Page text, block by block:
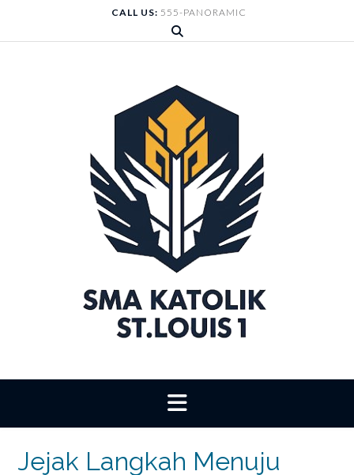
content
CALL US: 555-PANORAMIC
Jejak Langkah Menuju